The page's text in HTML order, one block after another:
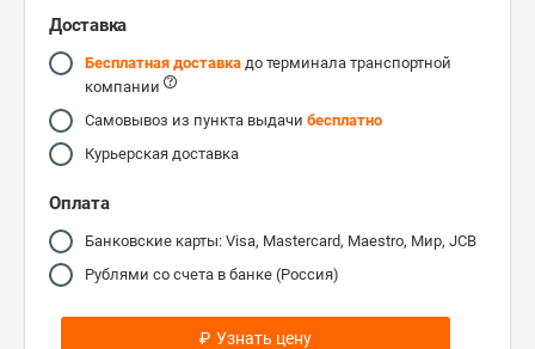
Доставка
Бесплатная доставка до терминала транспортной
компании
Самовывоз из пункта выдачи бесплатно
Курьерская доставка
Оплата
Банковские карты: Visa, Mastercard, Maestro, Мир, JCB
Рублями со счета в банке (Россия)
₽ Узнать цену